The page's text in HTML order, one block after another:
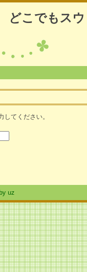
どこでもス
てください。
uz